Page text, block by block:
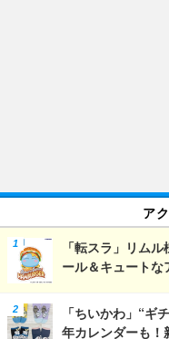
ア
「転スラ」リム
ール＆キュートな
「ちいかわ」“ギ
年カレンダーも！